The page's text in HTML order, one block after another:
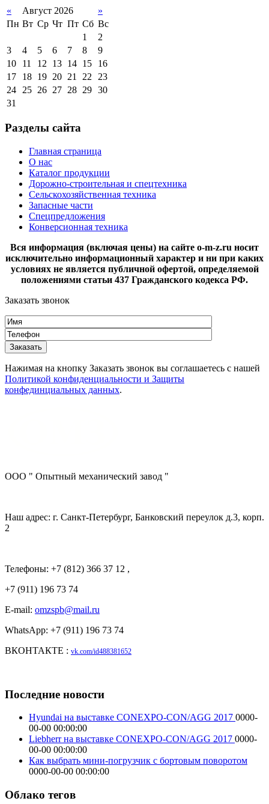
« Август 2026
»
Пн Вт Ср Чт Пт Сб Вс
1
2
3
4 5 6 7 8
9
10
11 12 13 14 15
16
17
18 19 20 21 22
23
24
25 26 27 28 29 30
31
Разделы сайта
Главная страница
О нас
Каталог продукции
Дорожно-строительная и спецтехника
Сельскохозяйственная техника
Запасные части
Спецпредложения
Конверсионная техника
Вся информация (включая цены) на сайте o-m-z.ru носит
исключительно информационный характер и ни при каких
условиях не является публичной офертой, определяемой
положениями статьи 437 Гражданского кодекса РФ.
Заказать звонок
Нажимая на кнопку Заказать звонок вы соглашаетесь с нашей
Политикой конфиденциальности и Защиты
конфединциальных данных.
ООО " Опытный механический завод "
Наш адрес: г. Санкт-Петербург, Банковский переулок д.3, корп.
2
Телефоны: +7 (812) 366 37 12 ,
+7 (911) 196 73 74
E-mail: omzspb@mail.ru
WhatsApp: +7 (911) 196 73 74
ВКОНТАКТЕ : vk.com/id488381652
Последние новости
Hyundai на выставке CONEXPO-CON/AGG 2017 0000-
00-00 00:00:00
Liebherr на выставке CONEXPO-CON/AGG 2017 0000-
00-00 00:00:00
Как выбрать мини-погрузчик с бортовым поворотом
0000-00-00 00:00:00
Облако тегов